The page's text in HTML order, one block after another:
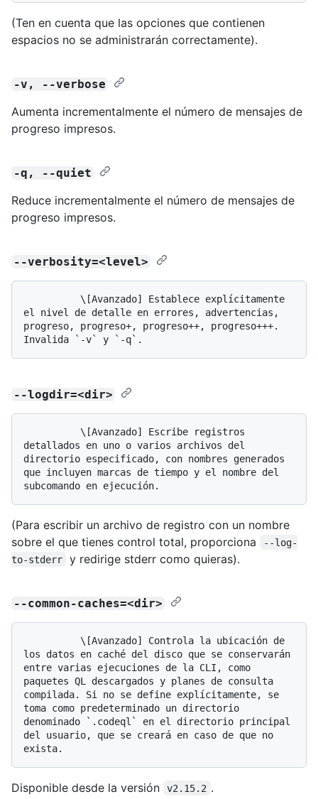
(Ten en cuenta que las opciones que contienen
espacios no se administrarán correctamente).
-v, --verbose
Aumenta incrementalmente el número de mensajes de
progreso impresos.
-q, --quiet
Reduce incrementalmente el número de mensajes de
progreso impresos.
--verbosity=<level>
el nivel de detalle en errores, advertencias,
progreso, progreso+, progreso++, progreso+++.
--logdir=<dir>
detallados en uno o varios archivos del
directorio especificado, con nombres generados
que incluyen marcas de tiempo y el nombre del
(Para escribir un archivo de registro con un nombre
sobre el que tienes control total, proporciona
--log-
to-stderr
y redirige stderr como quieras).
--common-caches=<dir>
los datos en caché del disco que se conservarán
entre varias ejecuciones de la CLI, como
paquetes QL descargados y planes de consulta
compilada. Si no se define explícitamente, se
toma como predeterminado un directorio
denominado `.codeql` en el directorio principal
del usuario, que se creará en caso de que no
Disponible desde la versión v2.15.2 .